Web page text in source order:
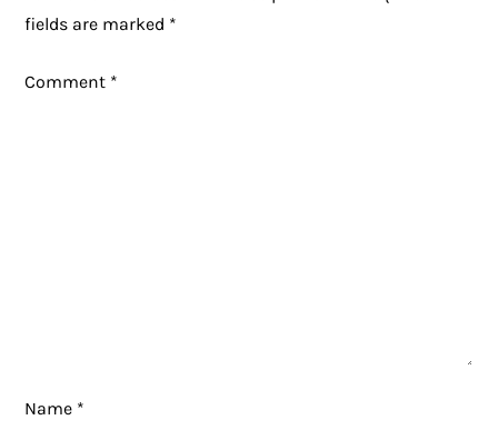
fields are marked *
Comment *
Name *